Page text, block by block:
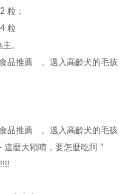
粒；
粒
。
這麼大顆唷，要怎麼吃阿 "